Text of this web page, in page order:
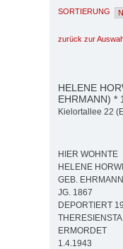
SORTIERUNG
zurück zur
HELENE
EHRMANN) *
Kielortallee 22
HIER WOHNTE
HELENE
GEB. EHRMANN
JG. 1867
DEPORTIERT
ERMORDET
1.4.1943